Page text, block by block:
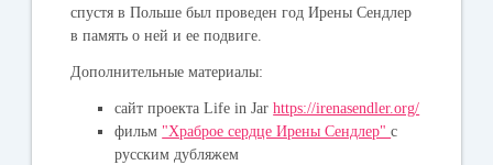
спустя в Польше был проведен год Ирены Сендлер
в память о ней и ее подвиге.
Дополнительные материалы:
сайт проекта Life in Jarhttps://irenasendler.org/
фильм "Храброе сердце Ирены Сендлер"с
русским дубляжем